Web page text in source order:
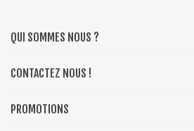
QUI SOMMES NOUS ?
CONTACTEZ NOUS !
PROMOTIONS